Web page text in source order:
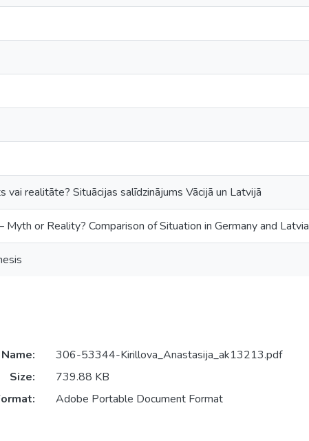
realitāte? Situācijas salīdzinājums Vācijā un Latvijā
or Reality? Comparison of Situation in Germany and Latvia
Name:
306-53344-Kirillova_Anastasija_ak13213.pdf
Size:
739.88 KB
Adobe Portable Document Format